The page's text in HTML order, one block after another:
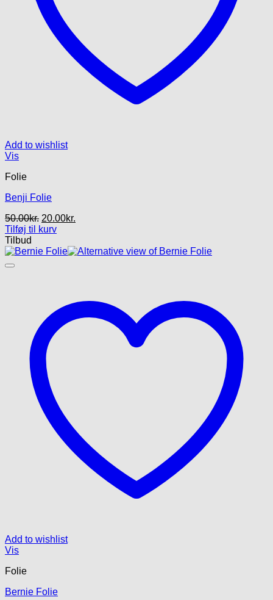
Add to wishlist
Vis
Folie
Benji Folie
50.00kr. Den
oprindelige
var:
20.00kr.
er:
Tilføj til kurv
Tilbud
Add to wishlist
Vis
Folie
Bernie Folie